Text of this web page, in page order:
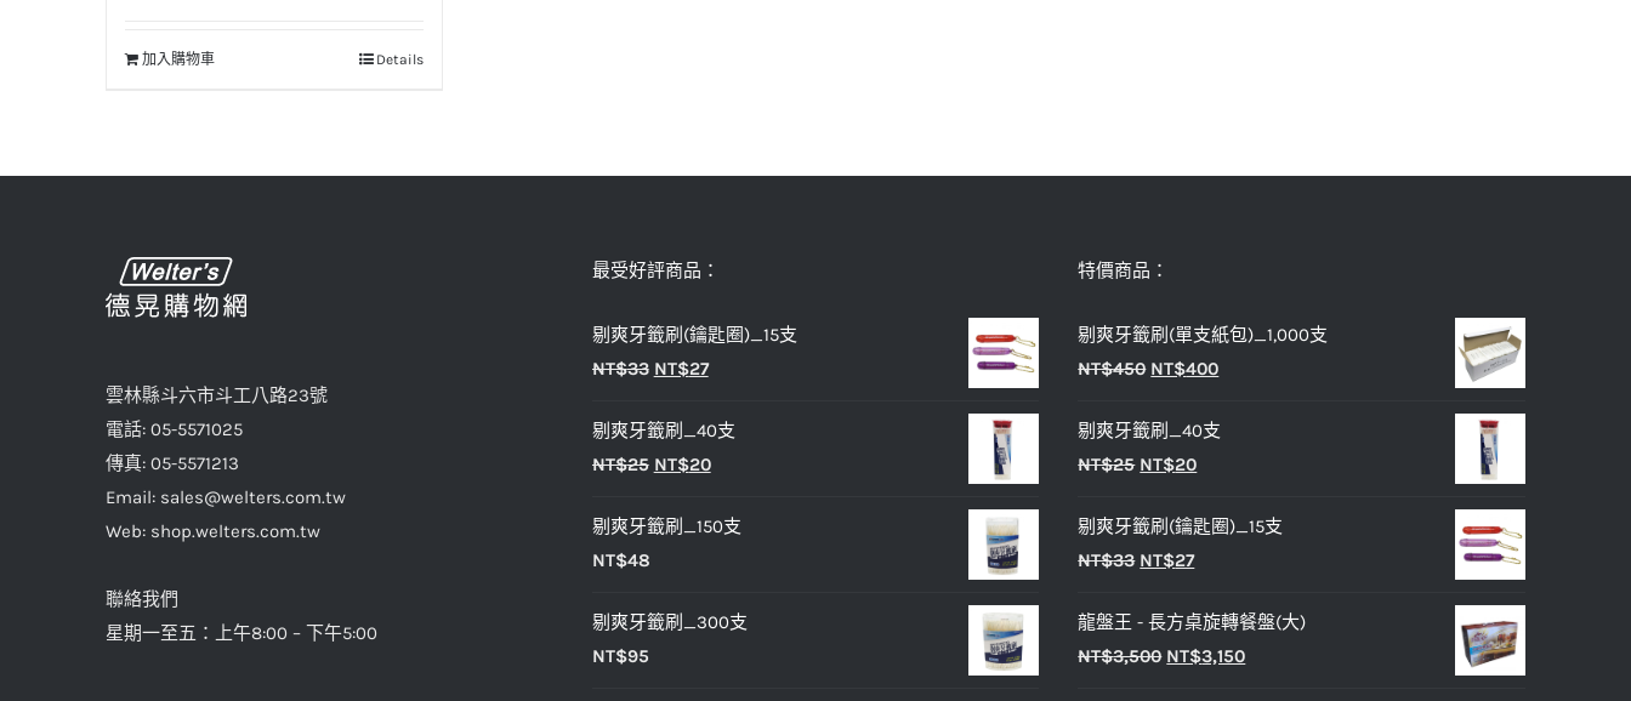
格：
加入購物車 Details
雲林縣斗六市斗工八路23號
電話: 05-5571025
傳真: 05-5571213
Email: sales@welters.com.tw
Web: shop.welters.com.tw
聯絡我們
星期一至五：上午8:00 – 下午5:00
最受好評商品：
剔爽牙籤刷(鑰匙圈)_15支
NT$33 原
價
格：
NT$27目
價
格：
剔爽牙籤刷_40支
NT$25 原
價
NT$20目
價
剔爽牙籤刷_150支
NT$48
剔爽牙籤刷_300支
NT$95
特價商品：
剔爽牙籤刷(單支紙包)_1,000支
NT$450 原
價
格：
NT$400目
價
剔爽牙籤刷_40支
NT$25 原
價
格：
NT$20目
價
剔爽牙籤刷(鑰匙圈)_15支
NT$33 原
價
格：
NT$27目
價
格：
龍盤王 - 長方桌旋轉餐盤(大)
NT$3,500 原
NT$3,150目